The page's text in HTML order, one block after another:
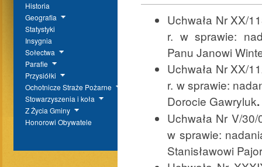
Historia
Geografia
Statystyki
Insygnia
Sołectwa
Parafie
Przysiółki
Ochotnicze Straże Pożarne
Stowarzyszenia i koła
Z Życia Gminy
Honorowi Obywatele
Uchwała Nr XX/
r. w sprawie:
Panu Janowi
Uchwała Nr XX/
r. w sprawie:
Dorocie Gawryluk.
Uchwała Nr V/
w sprawie:
Stanisławowi